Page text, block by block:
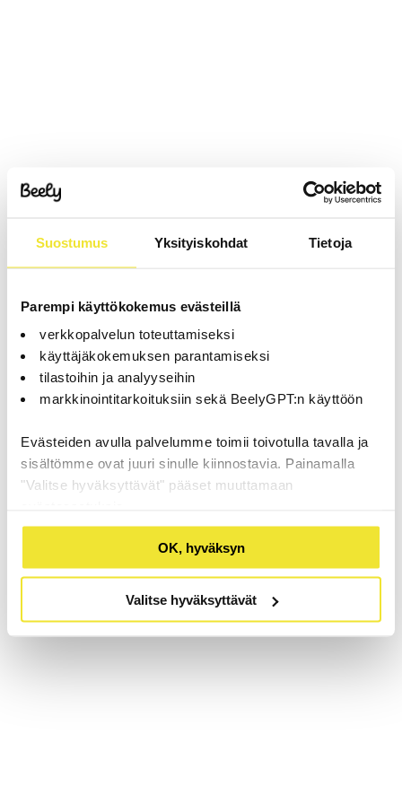
Suostumus Yksityiskohdat Tietoja
Parempi käyttökokemus evästeillä
verkkopalvelun toteuttamiseksi
käyttäjäkokemuksen parantamiseksi
tilastoihin ja analyyseihin
markkinointitarkoituksiin sekä BeelyGPT:n käyttöön
Evästeiden avulla palvelumme toimii toivotulla tavalla ja
sisältömme ovat juuri sinulle kiinnostavia. Painamalla
"Valitse hyväksyttävät" pääset muuttamaan
OK, hyväksyn
Valitse hyväksyttävät